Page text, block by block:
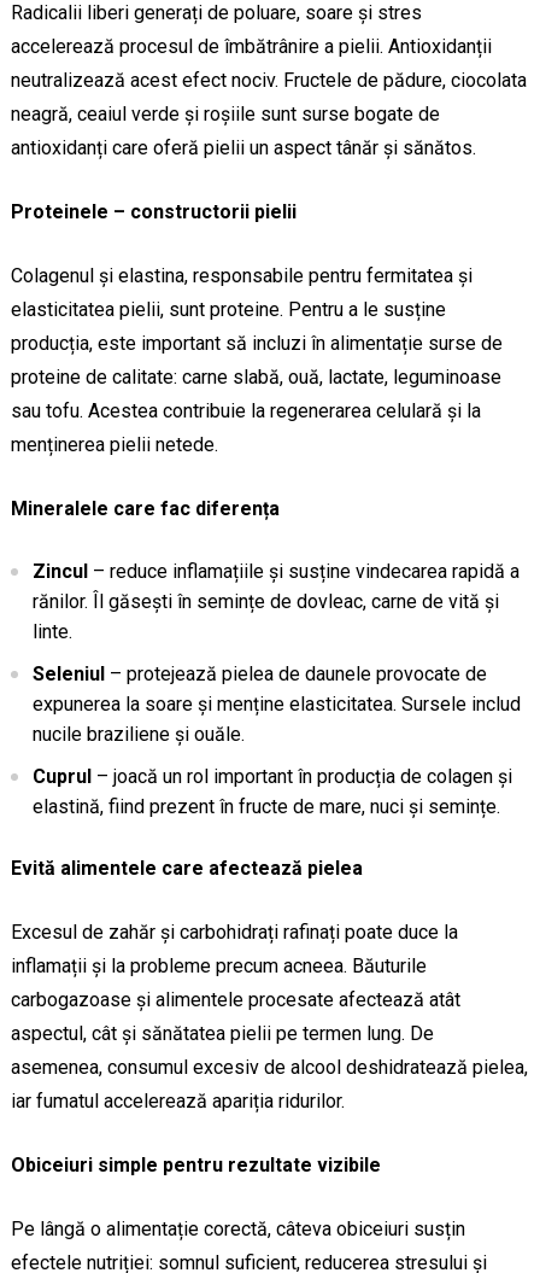
Radicalii liberi generați de poluare, soare și stres
accelerează procesul de îmbătrânire a pielii. Antioxidanții
neutralizează acest efect nociv. Fructele de pădure, ciocolata
neagră, ceaiul verde și roșiile sunt surse bogate de
antioxidanți care oferă pielii un aspect tânăr și sănătos.
Proteinele – constructorii pielii
Colagenul și elastina, responsabile pentru fermitatea și
elasticitatea pielii, sunt proteine. Pentru a le susține
producția, este important să incluzi în alimentație surse de
proteine de calitate: carne slabă, ouă, lactate, leguminoase
sau tofu. Acestea contribuie la regenerarea celulară și la
menținerea pielii netede.
Mineralele care fac diferența
Zincul – reduce inflamațiile și susține vindecarea rapidă a
rănilor. Îl găsești în semințe de dovleac, carne de vită și
linte.
Seleniul – protejează pielea de daunele provocate de
expunerea la soare și menține elasticitatea. Sursele includ
nucile braziliene și ouăle.
Cuprul – joacă un rol important în producția de colagen și
elastină, fiind prezent în fructe de mare, nuci și semințe.
Evită alimentele care afectează pielea
Excesul de zahăr și carbohidrați rafinați poate duce la
inflamații și la probleme precum acneea. Băuturile
carbogazoase și alimentele procesate afectează atât
aspectul, cât și sănătatea pielii pe termen lung. De
asemenea, consumul excesiv de alcool deshidratează pielea,
iar fumatul accelerează apariția ridurilor.
Obiceiuri simple pentru rezultate vizibile
Pe lângă o alimentație corectă, câteva obiceiuri susțin
efectele nutriției: somnul suficient, reducerea stresului și